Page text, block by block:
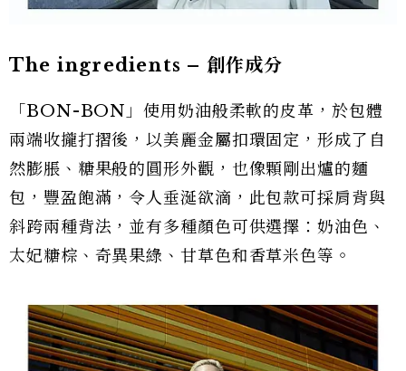
The ingredients – 創作成分
「BON-BON」使用奶油般柔軟的皮革，於包體
兩端收攏打摺後，以美麗金屬扣環固定，形成了自
然膨脹、糖果般的圓形外觀，也像顆剛出爐的麵
包，豐盈飽滿，令人垂涎欲滴，此包款可採肩背與
斜跨兩種背法，並有多種顏色可供選擇：奶油色、
太妃糖棕、奇異果綠、甘草色和香草米色等。